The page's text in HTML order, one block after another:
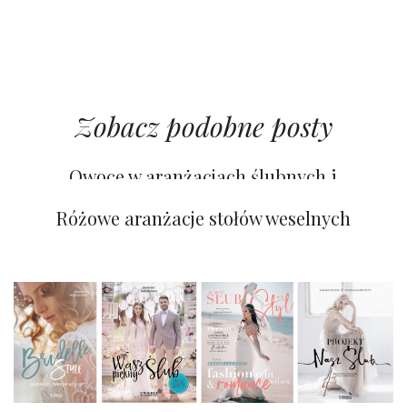
Zobacz podobne posty
Owoce w aranżacjach ślubnych i
Greenery 2021 nadal w trendach!
Różowe aranżacje stołów weselnych